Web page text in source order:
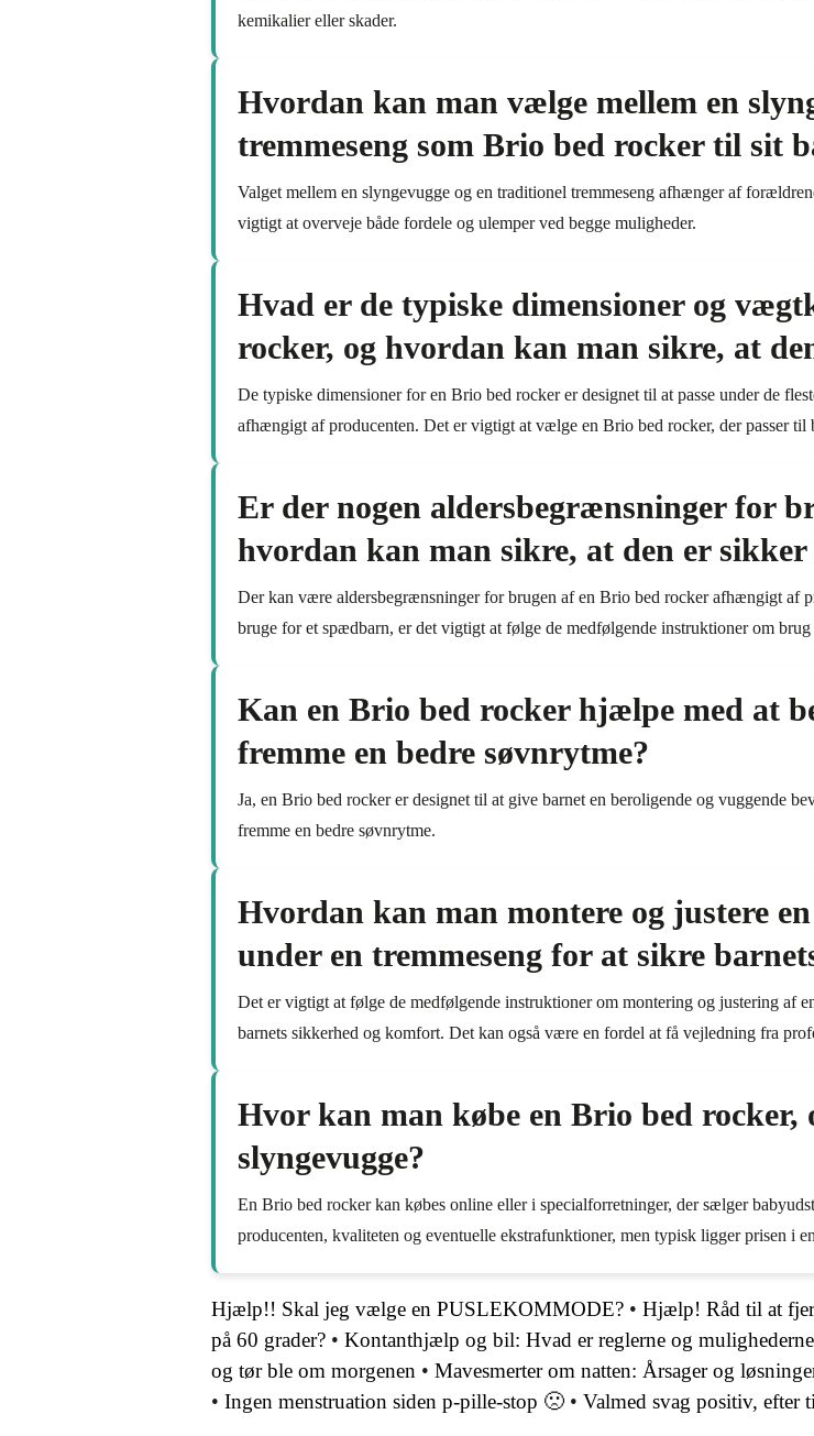
kemikalier eller skader.
Hvordan kan man vælge mellem en
tremmeseng som Brio bed rocker til sit
Valget mellem en slyngevugge og en traditionel tremmeseng afhænger af
vigtigt at overveje både fordele og ulemper ved begge muligheder.
Hvad er de typiske dimensioner og
rocker, og hvordan kan man sikre, at
De typiske dimensioner for en Brio bed rocker er designet til at passe under de
afhængigt af producenten. Det er vigtigt at vælge en Brio bed rocker, der passer til
Er der nogen aldersbegrænsninger for
hvordan kan man sikre, at den er
Der kan være aldersbegrænsninger for brugen af en Brio bed rocker afhængigt af
bruge for et spædbarn, er det vigtigt at følge de medfølgende instruktioner om
Kan en Brio bed rocker hjælpe med at
fremme en bedre søvnrytme?
Ja, en Brio bed rocker er designet til at give barnet en beroligende og vuggende
fremme en bedre søvnrytme.
Hvordan kan man montere og justere
under en tremmeseng for at sikre
Det er vigtigt at følge de medfølgende instruktioner om montering og justering af
barnets sikkerhed og komfort. Det kan også være en fordel at få vejledning fra
Hvor kan man købe en Brio bed rocker,
slyngevugge?
En Brio bed rocker kan købes online eller i specialforretninger, der sælger
producenten, kvaliteten og eventuelle ekstrafunktioner, men typisk ligger prisen i
Hjælp!! Skal jeg vælge en PUSLEKOMMODE? • Hjælp! Råd til at
på 60 grader? • Kontanthjælp og bil: Hvad er reglerne og
og tør ble om morgenen • Mavesmerter om natten: Årsager og
• Ingen menstruation siden p-pille-stop 🙁 • Valmed svag positiv, efter